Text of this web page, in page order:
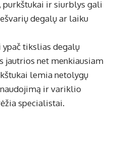
purkštukai ir siurblys gali
degalų ar laiku
tikslias degalų
jautrios net menkiausiam
lemia netolygų
ir variklio
specialistai.